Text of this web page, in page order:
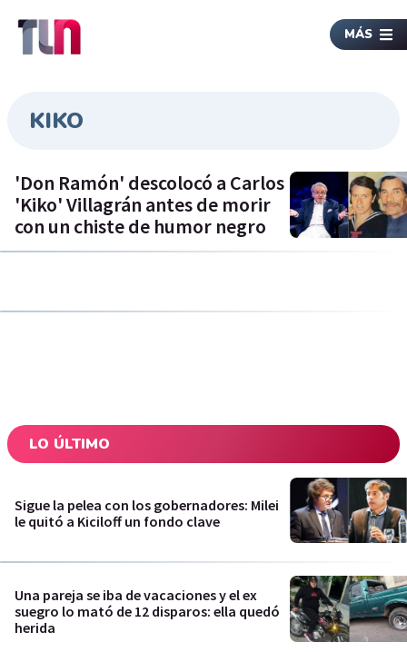
MÁS
KIKO
'Don Ramón' descolocó a Carlos
'Kiko' Villagrán antes de morir
con un chiste de humor negro
LO ÚLTIMO
Sigue la pelea con los gobernadores: Milei
le quitó a Kiciloff un fondo clave
Una pareja se iba de vacaciones y el ex
suegro lo mató de 12 disparos: ella quedó
herida